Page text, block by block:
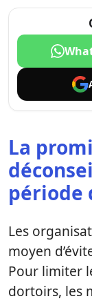
La
période
Les
moyen
Pour limiter
dortoirs, les